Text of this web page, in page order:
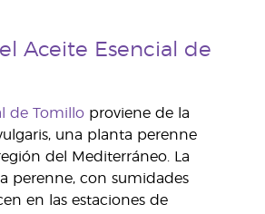
Aceite Esencial de
de Tomillo proviene de la
una planta perenne
del Mediterráneo. La
perenne, con sumidades
en las estaciones de